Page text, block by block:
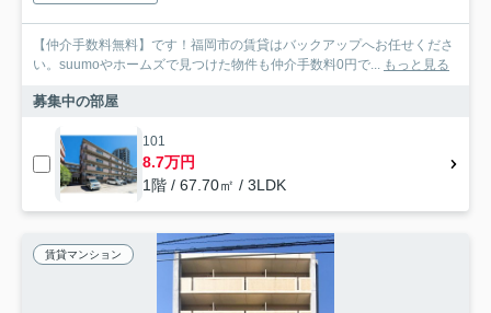
【仲介手数料無料】です！福岡市の賃貸はバックアップへお任せくださ
い。suumoやホームズで見つけた物件も仲介手数料0円で... もっと見る
募集中の部屋
101
8.7万円
1階 / 67.70㎡ / 3LDK
賃貸マンション